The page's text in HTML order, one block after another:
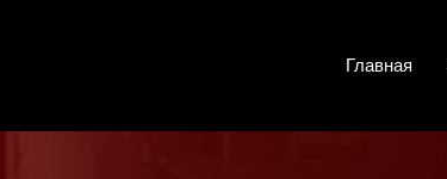
Главная